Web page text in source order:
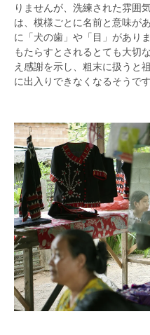
りませんが、洗練された雰囲
は、模様ごとに名前と意味が
に「犬の歯」や「目」があり
もたらすとされるとても大切
え感謝を示し、粗末に扱うと
に出入りできなくなるそうです